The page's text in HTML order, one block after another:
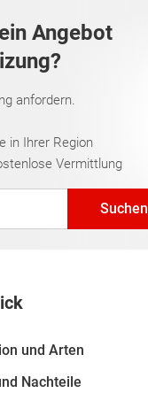
Angebot
anfordern.
in Ihrer Region
Vermittlung
Suchen
und Arten
Nachteile